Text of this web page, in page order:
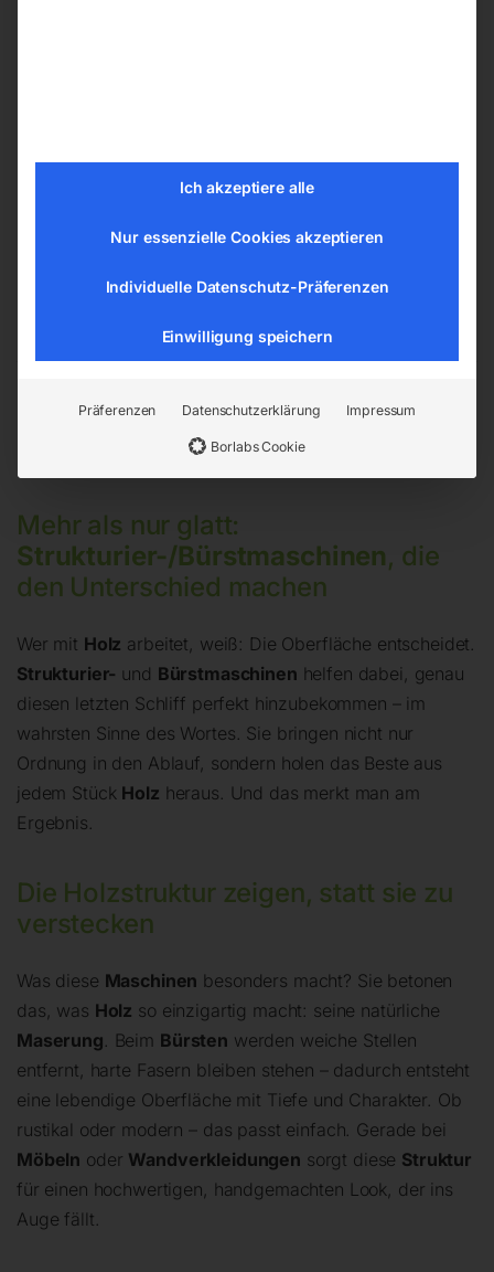
höhenverstellbare
20.250,00
Auf Nachfrage
höhenverstellbare
Aggregate
€17.700,00
inkl. MwSt.
Lieferzeit:
Mehr als nur glatt:
Strukturier-/Bürstmaschinen, die
den Unterschied machen
Wer mit Holz arbeitet, weiß: Die Oberfläche entscheidet.
Strukturier- und Bürstmaschinen helfen dabei, genau
diesen letzten Schliff perfekt hinzubekommen – im
wahrsten Sinne des Wortes. Sie bringen nicht nur
Ordnung in den Ablauf, sondern holen das Beste aus
jedem Stück Holz heraus. Und das merkt man am
Ergebnis.
Die Holzstruktur zeigen, statt sie zu
verstecken
Was diese Maschinen besonders macht? Sie betonen
das, was Holz so einzigartig macht: seine natürliche
Maserung. Beim Bürsten werden weiche Stellen
entfernt, harte Fasern bleiben stehen – dadurch entsteht
eine lebendige Oberfläche mit Tiefe und Charakter. Ob
rustikal oder modern – das passt einfach. Gerade bei
Möbeln oder Wandverkleidungen sorgt diese Struktur
für einen hochwertigen, handgemachten Look, der ins
Auge fällt.
Ich akzeptiere alle
Nur essenzielle Cookies akzeptieren
Individuelle Datenschutz-Präferenzen
Einwilligung speichern
Präferenzen Datenschutzerklärung Impressum
Borlabs Cookie